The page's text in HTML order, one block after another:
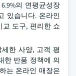
의 연평균성장
있습니다. 온라인
도구, 편리한 쇼
한 사양, 고객 평
한 반품 정책에 의
는 온라인 매장은